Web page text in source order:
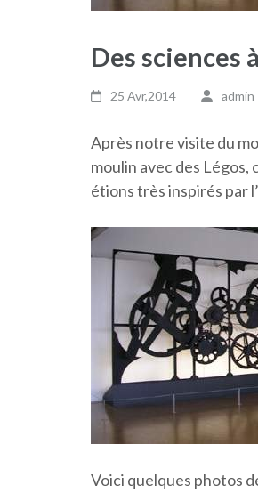
Des sciences
25 Avr,2014 admin
Après notre visite du
moulin avec des
étions très inspirés par
Voici quelques photos